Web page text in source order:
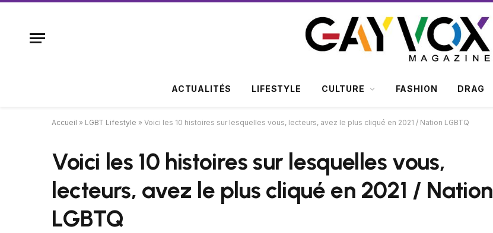
ACTUALITÉS LIFESTYLE CULTURE FASHION DRAG
Accueil » LGBT Lifestyle » Voici les 10 histoires sur lesquelles vous, lecteurs, avez le plus cliqué en 2021 / Nation LGBTQ
Voici les 10 histoires sur lesquelles vous,
lecteurs, avez le plus cliqué en 2021 / Nation
LGBTQ